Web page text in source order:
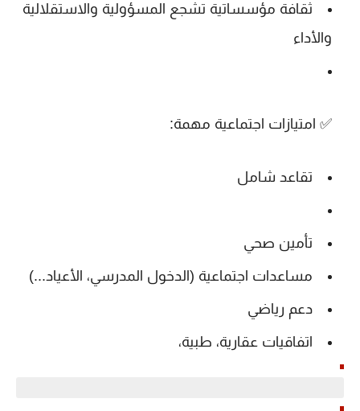
ثقافة مؤسساتية تشجع المسؤولية والاستقلالية
والأداء
✅ امتيازات اجتماعية مهمة:
تقاعد شامل
تأمين صحي
مساعدات اجتماعية (الدخول المدرسي، الأعياد...)
دعم رياضي
اتفاقيات عقارية، طبية،